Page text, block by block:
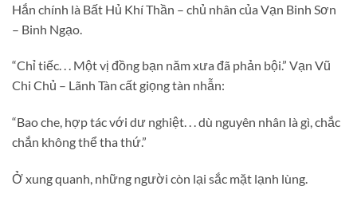
Hắn chính là Bất Hủ Khí Thần – chủ nhân của Vạn Binh Sơn
– Binh Ngạo.
“Chỉ tiếc. . . Một vị đồng bạn năm xưa đã phản bội.” Vạn Vũ
Chi Chủ – Lãnh Tàn cất giọng tàn nhẫn:
“Bao che, hợp tác với dư nghiệt. . . dù nguyên nhân là gì, chắc
chắn không thể tha thứ.”
Ở xung quanh, những người còn lại sắc mặt lạnh lùng.